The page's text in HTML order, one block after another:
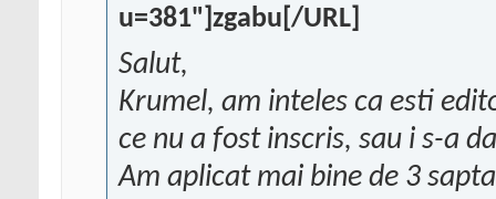
u=381"]zgabu[/URL]
Salut,
Krumel, am inteles ca esti
ce nu a fost inscris, sau i s-a
Am aplicat mai bine de 3